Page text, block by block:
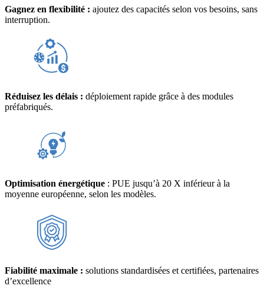
Gagnez en flexibilité : ajoutez des capacités selon vos besoins, sans
interruption.
Réduisez les délais : déploiement rapide grâce à des modules
préfabriqués.
Optimisation énergétique : PUE jusqu’à 20 X inférieur à la
moyenne européenne, selon les modèles.
Fiabilité maximale : solutions standardisées et certifiées, partenaires
d’excellence